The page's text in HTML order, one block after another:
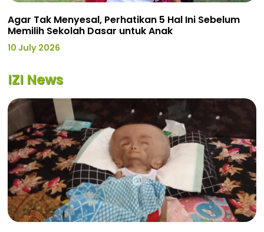
Agar Tak Menyesal, Perhatikan 5 Hal Ini Sebelum
Memilih Sekolah Dasar untuk Anak
10 July 2026
IZI News